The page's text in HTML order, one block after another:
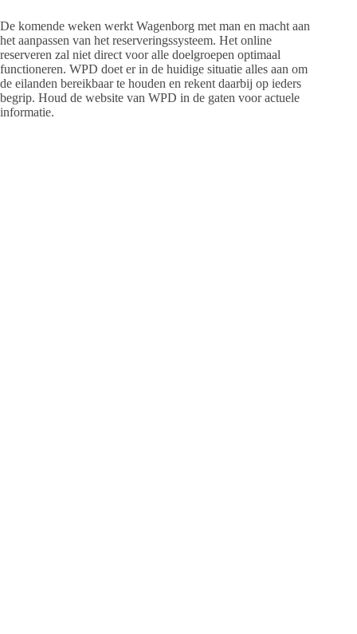
De komende weken werkt Wagenborg met man en macht aan
het aanpassen van het reserveringssysteem. Het online
reserveren zal niet direct voor alle doelgroepen optimaal
functioneren. WPD doet er in de huidige situatie alles aan om
de eilanden bereikbaar te houden en rekent daarbij op ieders
begrip. Houd de website van WPD in de gaten voor actuele
informatie.